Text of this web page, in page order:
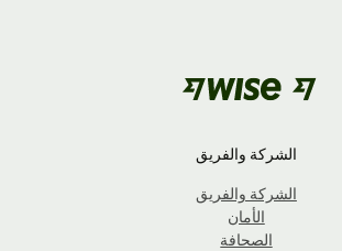
الشركة والفريق
الشركة والفريق
الأمان
الصحافة